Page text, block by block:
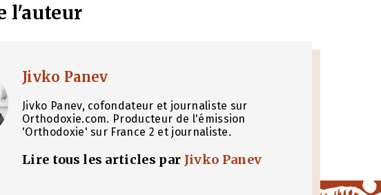
l'auteur
Jivko Panev
Jivko Panev, cofondateur et journaliste sur
Orthodoxie.com. Producteur de l'émission
'Orthodoxie' sur France 2 et journaliste.
Lire tous les articles par Jivko Panev